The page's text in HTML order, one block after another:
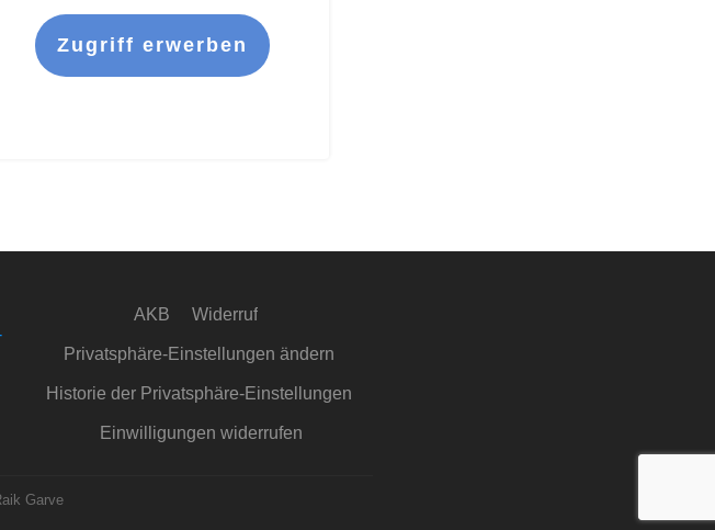
Zugriff erwerben
AKB Widerruf
Privatsphäre-Einstellungen ändern
Historie der Privatsphäre-Einstellungen
Einwilligungen widerrufen
Garve